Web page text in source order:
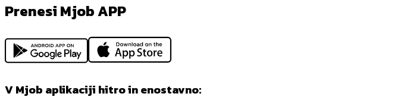
Prenesi Mjob APP
V Mjob aplikaciji hitro in enostavno: